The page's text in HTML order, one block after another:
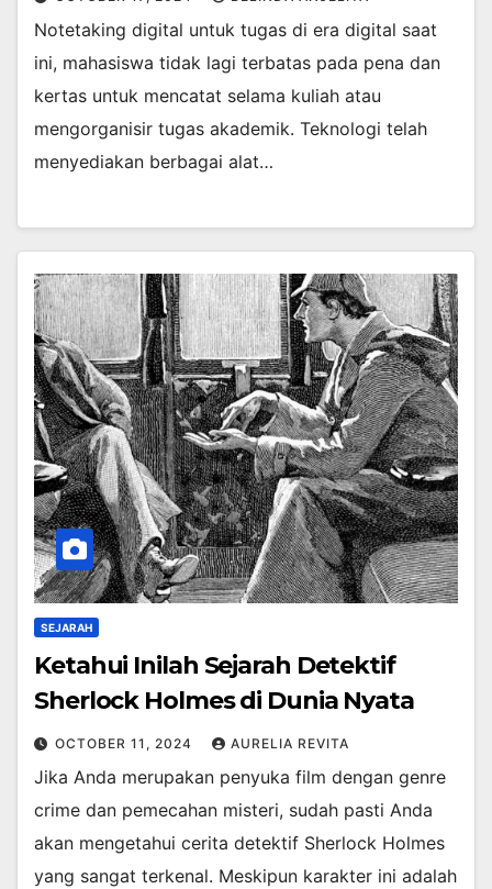
Notetaking digital untuk tugas di era digital saat
ini, mahasiswa tidak lagi terbatas pada pena dan
kertas untuk mencatat selama kuliah atau
mengorganisir tugas akademik. Teknologi telah
menyediakan berbagai alat…
SEJARAH
Ketahui Inilah Sejarah Detektif
Sherlock Holmes di Dunia Nyata
OCTOBER 11, 2024 AURELIA REVITA
Jika Anda merupakan penyuka film dengan genre
crime dan pemecahan misteri, sudah pasti Anda
akan mengetahui cerita detektif Sherlock Holmes
yang sangat terkenal. Meskipun karakter ini adalah